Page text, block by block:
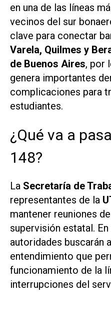
en una de las líneas
vecinos del sur
clave para conectar
Varela, Quilmes y
de Buenos Aires, por
genera importantes
complicaciones para
estudiantes.
¿Qué va a
148?
La Secretaría de
representantes de la
mantener reuniones
supervisión estatal.
autoridades buscarán
entendimiento que
funcionamiento de la
interrupciones del